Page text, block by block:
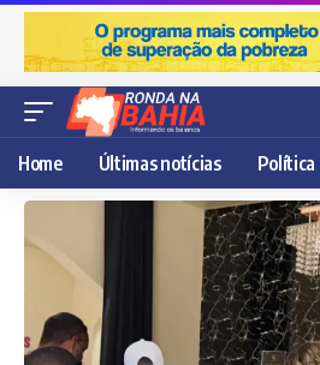
Home Últimas notícias Política